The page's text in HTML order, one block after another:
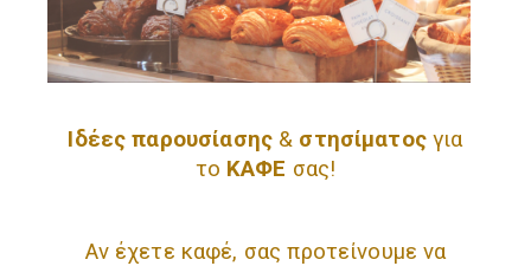
Ιδέες παρουσίασης& στησίματοςγια
το ΚΑΦΕ σας!
Αν έχετε καφέ, σας προτείνουμε να